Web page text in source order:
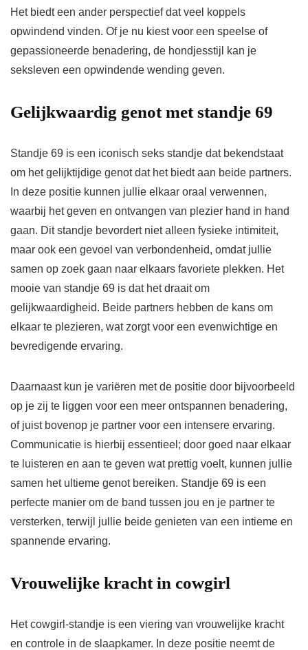
Het biedt een ander perspectief dat veel koppels
opwindend vinden. Of je nu kiest voor een speelse of
gepassioneerde benadering, de hondjesstijl kan je
seksleven een opwindende wending geven.
Gelijkwaardig genot met standje 69
Standje 69 is een iconisch seks standje dat bekendstaat
om het gelijktijdige genot dat het biedt aan beide partners.
In deze positie kunnen jullie elkaar oraal verwennen,
waarbij het geven en ontvangen van plezier hand in hand
gaan. Dit standje bevordert niet alleen fysieke intimiteit,
maar ook een gevoel van verbondenheid, omdat jullie
samen op zoek gaan naar elkaars favoriete plekken. Het
mooie van standje 69 is dat het draait om
gelijkwaardigheid. Beide partners hebben de kans om
elkaar te plezieren, wat zorgt voor een evenwichtige en
bevredigende ervaring.
Daarnaast kun je variëren met de positie door bijvoorbeeld
op je zij te liggen voor een meer ontspannen benadering,
of juist bovenop je partner voor een intensere ervaring.
Communicatie is hierbij essentieel; door goed naar elkaar
te luisteren en aan te geven wat prettig voelt, kunnen jullie
samen het ultieme genot bereiken. Standje 69 is een
perfecte manier om de band tussen jou en je partner te
versterken, terwijl jullie beide genieten van een intieme en
spannende ervaring.
Vrouwelijke kracht in cowgirl
Het cowgirl-standje is een viering van vrouwelijke kracht
en controle in de slaapkamer. In deze positie neemt de